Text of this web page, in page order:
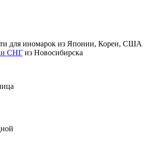
для иномарок из Японии, Кореи, США
и СНГ из Новосибирска